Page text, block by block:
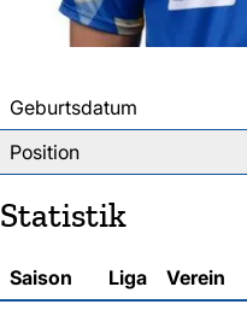
Geburtsdatum
Position
Statistik
Saison Liga Verein